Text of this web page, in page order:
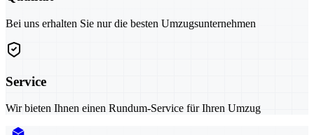
Bei uns erhalten Sie nur die besten Umzugsunternehmen
Service
Wir bieten Ihnen einen Rundum-Service für Ihren Umzug